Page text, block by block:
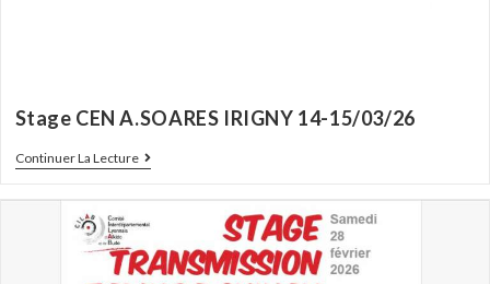
Stage CEN A.SOARES IRIGNY 14-15/03/26
Continuer La Lecture